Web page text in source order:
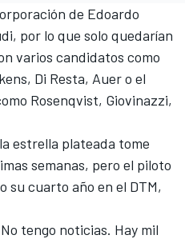
de Edoardo
por lo que solo quedarían
varios candidatos como
Di Resta, Auer o el
Rosenqvist, Giovinazzi,
estrella plateada tome
semanas, pero el piloto
su cuarto año en el DTM,
tengo noticias. Hay mil